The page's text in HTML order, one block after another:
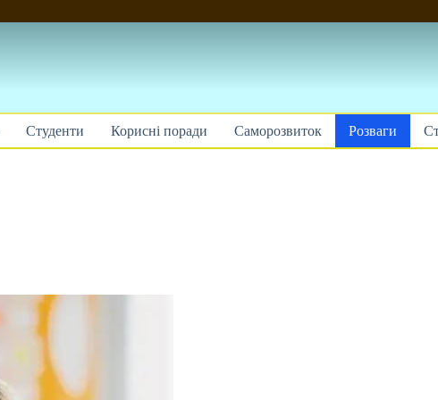
Студенти Корисні поради Саморозвиток Розваги